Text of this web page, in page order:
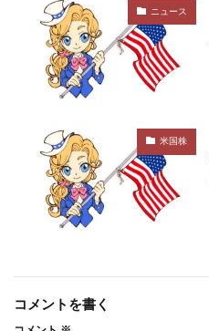
ニュース
米国株
コメントを書く